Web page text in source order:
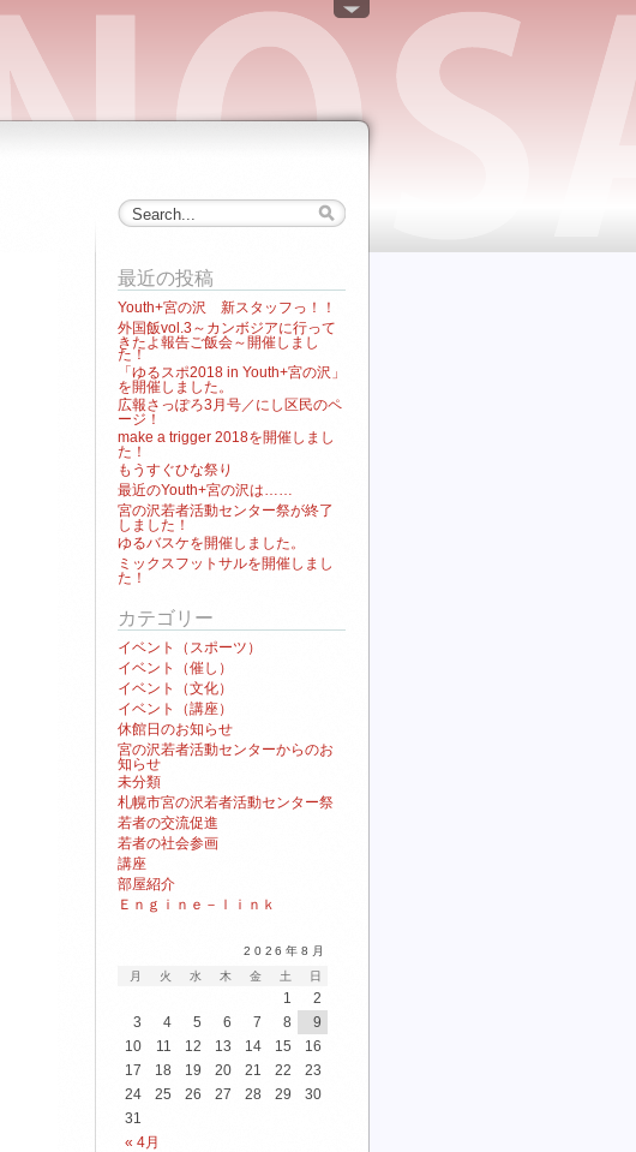
最近の投稿
Youth+宮の沢 新スタッフっ！！
外国飯vol.3～カンボジアに行って
きたよ報告ご飯会～開催しまし
た！
「ゆるスポ2018 in Youth+宮の沢」
を開催しました。
広報さっぽろ3月号／にし区民のペ
ージ！
make a trigger 2018を開催しまし
た！
もうすぐひな祭り
最近のYouth+宮の沢は……
宮の沢若者活動センター祭が終了
しました！
ゆるバスケを開催しました。
ミックスフットサルを開催しまし
た！
カテゴリー
イベント（スポーツ）
イベント（催し）
イベント（文化）
イベント（講座）
休館日のお知らせ
宮の沢若者活動センターからのお
知らせ
未分類
札幌市宮の沢若者活動センター祭
若者の交流促進
若者の社会参画
講座
部屋紹介
Ｅｎｇｉｎｅ－ｌｉｎｋ
2026年8月
月
火 水 木 金 土 日
« 4月
1
2
3
4 5 6 7 8
9
10
11 12 13 14 15
16
17
18 19 20 21 22
23
24
25 26 27 28 29
30
31